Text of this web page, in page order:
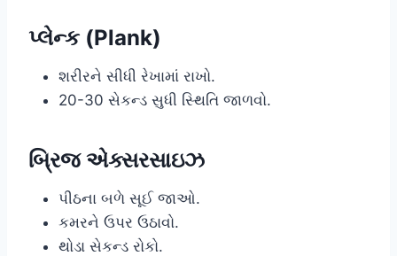
પ્લેન્ક (Plank)
શરીરને સીધી રેખામાં રાખો.
20-30 સેકન્ડ સુધી સ્થિતિ જાળવો.
બ્રિજ એક્સરસાઇઝ
પીઠના બળે સૂઈ જાઓ.
કમરને ઉપર ઉઠાવો.
થોડા સેકન્ડ રોકો.